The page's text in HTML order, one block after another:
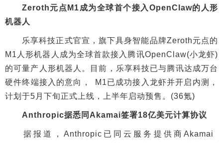
Zeroth元点M1成为全球首个接入OpenClaw的人形
机器人
乐享科技正式官宣，旗下具身智能品牌Zeroth元点的
M1人形机器人成为全球首款接入腾讯OpenClaw(小龙虾)
的可量产人形机器人。目前，乐享科技已与腾讯达成万台
硬件终端接入的意向， M1已成功接入龙虾并开启内测，
计划于5月下旬正式上线，上半年启动预售。(36氪)
Anthropic据悉同Akamai签署18亿美元计算协议
据报道，Anthropic已同云服务提供商Akamai